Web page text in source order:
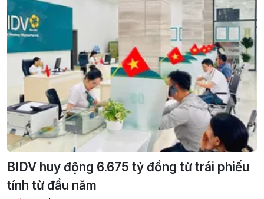
BIDV huy động 6.675 tỷ đồng từ trái phiếu
tính từ đầu năm